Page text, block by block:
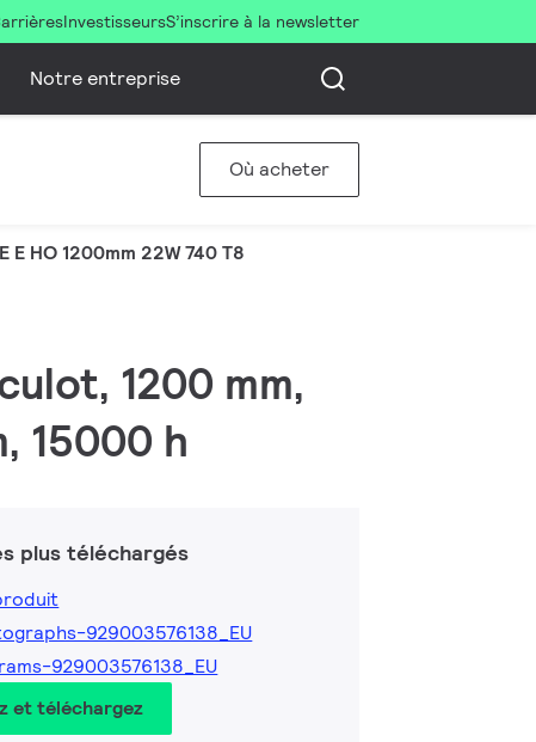
InvestisseursS’inscrire à la newsletter
Notre entreprise
Où acheter
E HO 1200mm 22W 740 T8
1200 mm,
15000 h
plus téléchargés
929003576138_EU
929003576138_EU
et téléchargez